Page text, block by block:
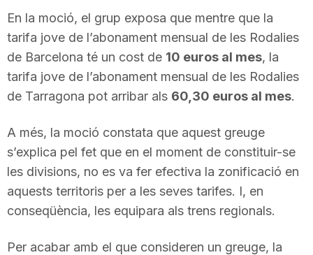
r
a
g
En la moció, el grup exposa que mentre que la
tarifa jove de l’abonament mensual de les Rodalies
de Barcelona té un cost de 10 euros al mes, la
tarifa jove de l’abonament mensual de les Rodalies
de Tarragona pot arribar als 60,30 euros al mes.
A més, la moció constata que aquest greuge
s’explica pel fet que en el moment de constituir-se
les divisions, no es va fer efectiva la zonificació en
aquests territoris per a les seves tarifes. I, en
conseqüència, les equipara als trens regionals.
Per acabar amb el que consideren un greuge, la